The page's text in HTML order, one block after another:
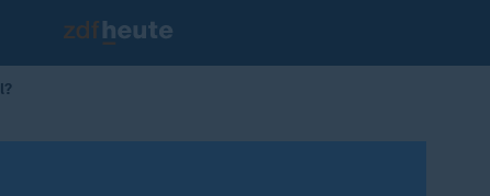
auf Fußball?